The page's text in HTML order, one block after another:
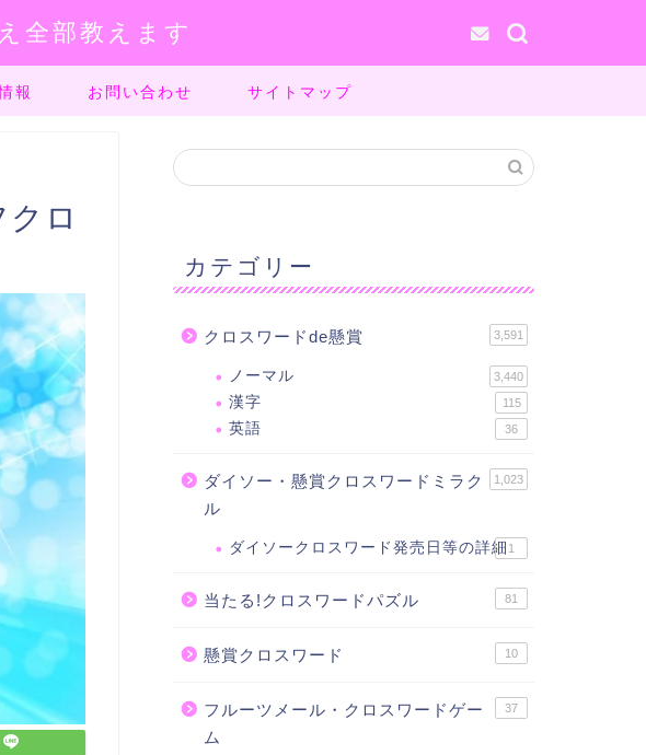
全部教えます
報 お問い合わせ サイトマップ
ロ
カテゴリー
クロスワードde懸賞 3,591
ノーマル 3,440
漢字 115
英語 36
ダイソー・懸賞クロスワードミラク
ル
1,023
ダイソークロスワード発売日等の詳細 1
当たる!クロスワードパズル 81
懸賞クロスワード 10
フルーツメール・クロスワードゲー
ム
37